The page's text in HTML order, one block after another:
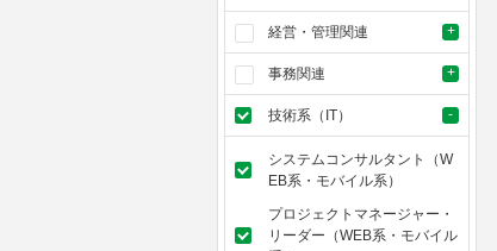
経営・管理関連
事務関連
技術系（IT）
システムコンサルタント（W
EB系・モバイル系）
プロジェクトマネージャー・
リーダー（WEB系・モバイル